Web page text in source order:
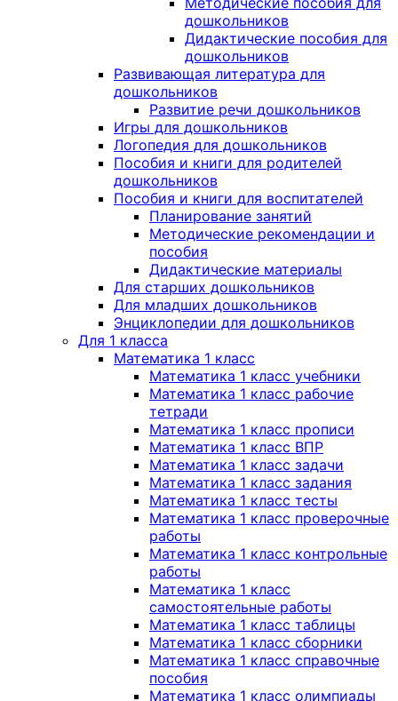
дошкольников
Дидактические пособия для
дошкольников
Развивающая литература для
дошкольников
Развитие речи дошкольников
Игры для дошкольников
Логопедия для дошкольников
Пособия и книги для родителей
дошкольников
Пособия и книги для воспитателей
Планирование занятий
Методические рекомендации и
пособия
Дидактические материалы
Для старших дошкольников
Для младших дошкольников
Энциклопедии для дошкольников
Для 1 класса
Математика 1 класс
Математика 1 класс учебники
Математика 1 класс рабочие
тетради
Математика 1 класс прописи
Математика 1 класс ВПР
Математика 1 класс задачи
Математика 1 класс задания
Математика 1 класс тесты
Математика 1 класс проверочные
работы
Математика 1 класс контрольные
работы
Математика 1 класс
самостоятельные работы
Математика 1 класс таблицы
Математика 1 класс сборники
Математика 1 класс справочные
пособия
Математика 1 класс олимпиады